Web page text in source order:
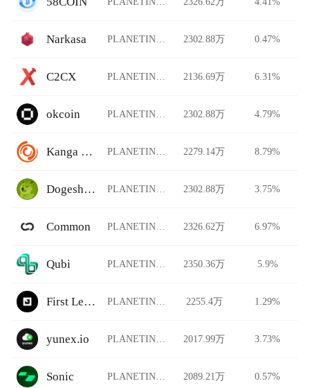
Narkasa PLANETINU/USDT 2302.88万 0.47%
C2CX PLANETINU/USDT 2136.69万 6.31%
okcoin PLANETINU/USDT 2302.88万 4.79%
Kanga Exchange PLANETINU/USDT 2279.14万 8.79%
Dogeshrek PLANETINU/USDT 2302.88万 3.75%
Common PLANETINU/USDT 2326.62万 6.97%
Qubi PLANETINU/USDT 2350.36万 5.9%
First Ledger PLANETINU/USDT 2255.4万 1.29%
yunex.io PLANETINU/USDT 2017.99万 3.73%
Sonic PLANETINU/USDT 2089.21万 0.57%